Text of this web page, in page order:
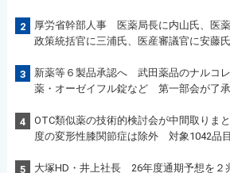
2
厚労省幹部人事 医薬局長に内山氏、医
政策統括官に三浦氏、医産審議官に安藤氏
3
新薬等６製品承認へ 武田薬品のナルコ
薬・オーゼイフル錠など 第一部会が了承
4
OTC類似薬の技術的検討会が中間取りま
度の変形性膝関節症は除外 対象1042品目
5
大塚HD・井上社長 26年度通期予想を２